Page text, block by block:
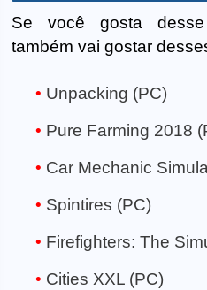
Se você gosta desse
também vai gostar
Unpacking (PC)
Pure Farming 2018
Car Mechanic
Spintires (PC)
Firefighters: The
Cities XXL (PC)